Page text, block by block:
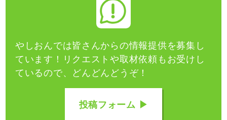
やしおんでは皆さんからの情報提供を募集し
ています！ リクエストや取材依頼もお受けし
ているので、どんどんどうぞ！
投稿フォーム ▶